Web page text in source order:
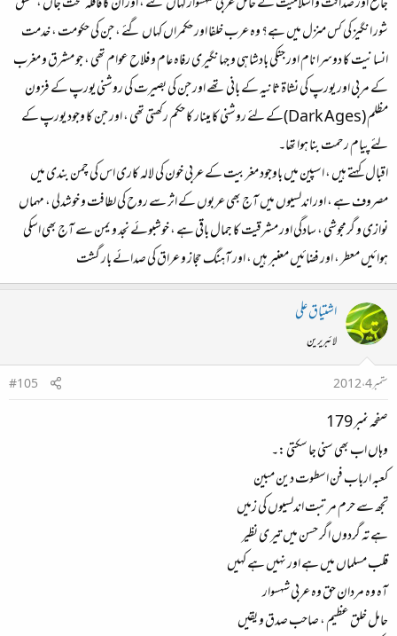
شور انگیز کی کس منزل میں ہے؟ وہ عرب خلفا اور حکمراں کہاں گئے ، جن کی حکومت ، خدمت
انسانیت کا دوسرا نام اور جنکی بادشاہی و جہانگیری رفاہ عام و فلاح عوام تھی ، جو مشرق و مغرب
کے مربی اور یورپ کی نشاۃ ثانیہ کے بانی تھے اور جن کی بصیرت کی روشنی یورپ کے فزون
مظلم (Dark Ages)کے لئے روشنی کا مینار کا حکم رکھتی تھی ، اور جن کا وجود یورپ کے
لئے پیام رحمت بنا ہوا تھا۔
اقبال کہتے ہیں ، اسپین میں باوجود مغربیت کے عربی خون کی لالہ کاری اس کی چمن بندی میں
مصروف ہے ، اور اندلسیوں میں آج بھی عربوں کے اثر سے روح کی لطافت و خوشدلی ، مہماں
نوازی و گرمجوشی ، سادگی اور مشرقیت کا جمال باقی ہے ، خوشبوئے نجد و یمن سے آج بھی اسکی
ہوائیں معطر ، اور فضائیں معنبر ہیں ، اور آہنگ حجاز و عراق کی صدائے بار گشت
اشتیاق علی
لائبریرین
ستمبر 4، 2012
#105
صفحہ نمبر 179
وہاں اب بھی سنی جا سکتی :۔
کعبہ ارباب فن اسطوت دین مبین
تجھ سے حرم مرتبت اندلسیوں کی زمیں
ہے تہ گردوں اگر حسن میں تیر ی نظیر
قلب مسلماں میں ہے اور نہیں ہے کہیں
آہ وہ مردان حق وہ عربی شہسوار
حامل خلق عظیم ، صاحب صدق و یقیں